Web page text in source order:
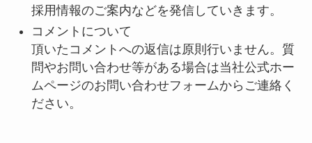
採用情報のご案内などを発信していきます。
コメントについて
頂いたコメントへの返信は原則行いません。質
問やお問い合わせ等がある場合は当社公式ホー
ムページのお問い合わせフォームからご連絡く
ださい。